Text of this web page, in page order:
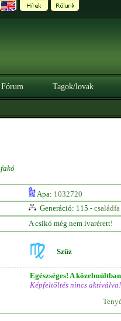
Fórum Tagok/lovak
fakó
Apa: 1032720
Generáció: 115 - családfa
A csikó még nem ivarérett!
Szűz
Egészséges! A
Képfeltöltés nincs aktiválva!